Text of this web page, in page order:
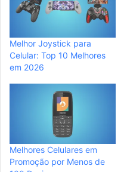
Melhor Joystick para
Celular: Top 10 Melhores
em 2026
Melhores Celulares em
Promoção por Menos de